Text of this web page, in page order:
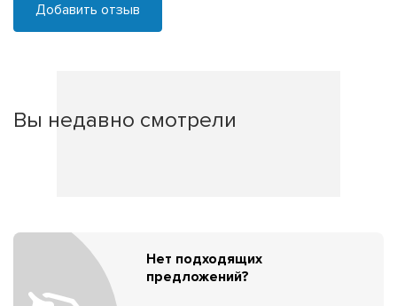
Добавить отзыв
Вы недавно смотрели
Нет подходящих
предложений?